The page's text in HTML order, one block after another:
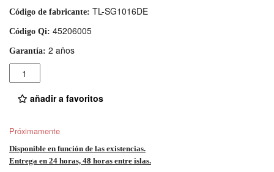
Código de fabricante: TL-SG1016DE
Código Qi: 45206005
Garantía: 2 años
Cantidad
añadir a favoritos
Próximamente
Disponible en función de las existencias.
Entrega en 24 horas, 48 horas entre islas.